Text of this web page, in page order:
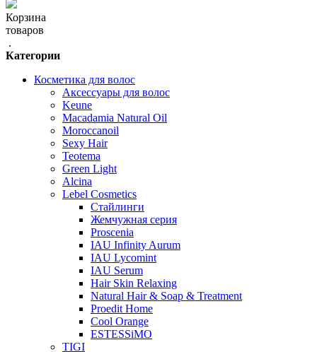
Корзина
товаров
.
Категории
Косметика для волос
Аксессуары для волос
Keune
Macadamia Natural Oil
Moroccanoil
Sexy Hair
Teotema
Green Light
Alcina
Lebel Cosmetics
Стайлинги
Жемчужная серия
Proscenia
IAU Infinity Aurum
IAU Lycomint
IAU Serum
Hair Skin Relaxing
Natural Hair & Soap & Treatment
Proedit Home
Cool Orange
ESTESSiMO
TIGI